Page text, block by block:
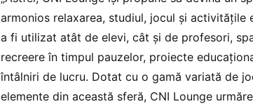
armonios relaxarea, studiul, jocul și activitățile
a fi utilizat atât de elevi, cât și de profesori,
recreere în timpul pauzelor, proiecte
întâlniri de lucru. Dotat cu o gamă variată de
elemente din această sferă, CNI Lounge